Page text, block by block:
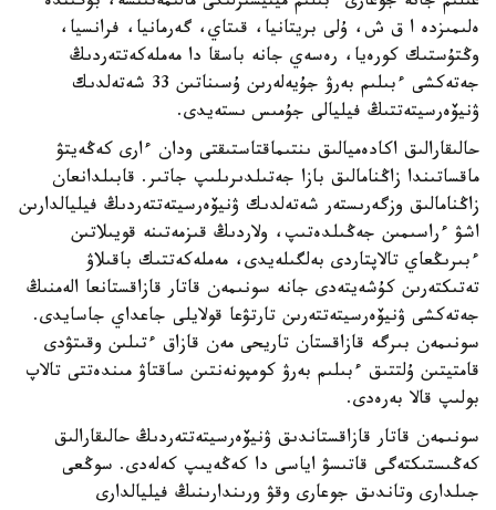
ەلىمىزدە ا ق ش، ۇلى بريتانيا، قىتاي، گەرمانيا، فرانسيا،
وڭتۇستىك كورەيا، رەسەي جانە باسقا دا مەملەكەتتەردىڭ
جەتەكشى ءبىلىم بەرۋ جۇيەلەرىن ۇسىناتىن 33 شەتەلدىك
ۋنيۆەرسيتەتتىڭ فيليالى جۇمىس ىستەيدى.
حالىقارالىق اكادەميالىق ىنتىماقتاستىقتى ودان ءارى كەڭەيتۋ
ماقساتىندا زاڭنامالىق بازا جەتىلدىرىلىپ جاتىر. قابىلدانعان
زاڭنامالىق وزگەرىستەر شەتەلدىك ۋنيۆەرسيتەتتەردىڭ فيليالدارىن
اشۋ ءراسىمىن جەڭىلدەتىپ، ولاردىڭ قىزمەتىنە قويىلاتىن
ءبىرىڭعاي تالاپتاردى بەلگىلەيدى، مەملەكەتتىك باقىلاۋ
تەتىكتەرىن كۇشەيتەدى جانە سونىمەن قاتار قازاقستانعا الەمنىڭ
جەتەكشى ۋنيۆەرسيتەتتەرىن تارتۋعا قولايلى جاعداي جاسايدى.
سونىمەن بىرگە قازاقستان تاريحى مەن قازاق ءتىلىن وقىتۋدى
قامتيتىن ۇلتتىق ءبىلىم بەرۋ كومپونەنتىن ساقتاۋ مىندەتتى تالاپ
بولىپ قالا بەرەدى.
سونىمەن قاتار قازاقستاندىق ۋنيۆەرسيتەتتەردىڭ حالىقارالىق
كەڭىستىكتەگى قاتىسۋ اياسى دا كەڭەيىپ كەلەدى. سوڭعى
جىلدارى وتاندىق جوعارى وقۋ ورىندارىنىڭ فيليالدارى